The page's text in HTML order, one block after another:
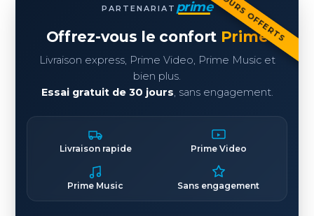
30 JOURS OFFERTS
PARTENARIAT prime
Offrez-vous le confort Prime
Livraison express, Prime Video, Prime Music et
bien plus.
Essai gratuit de 30 jours, sans engagement.
Livraison rapide Prime Video
Prime Music Sans engagement